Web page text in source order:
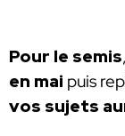
Pour le semis,
en mai puis
vos sujets